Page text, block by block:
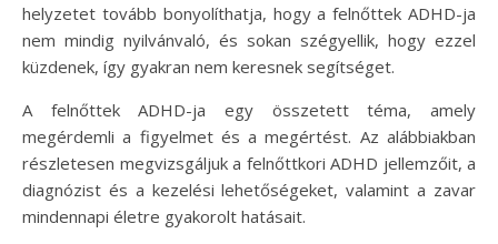
helyzetet tovább bonyolíthatja, hogy a felnőttek ADHD-ja
nem mindig nyilvánvaló, és sokan szégyellik, hogy ezzel
küzdenek, így gyakran nem keresnek segítséget.
A felnőttek ADHD-ja egy összetett téma, amely
megérdemli a figyelmet és a megértést. Az alábbiakban
részletesen megvizsgáljuk a felnőttkori ADHD jellemzőit, a
diagnózist és a kezelési lehetőségeket, valamint a zavar
mindennapi életre gyakorolt hatásait.